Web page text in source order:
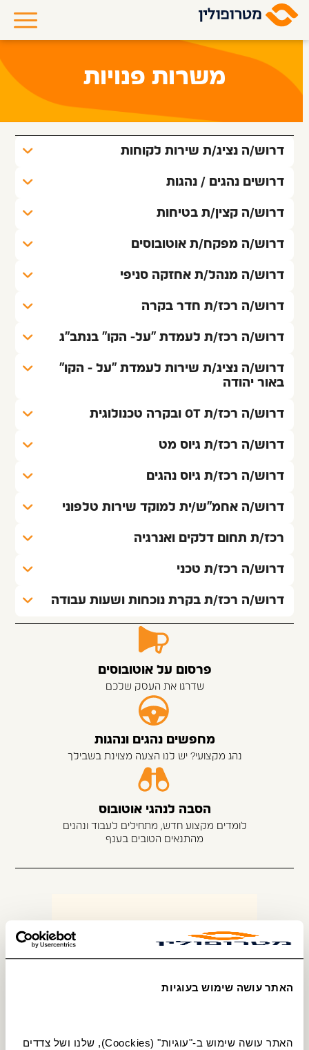
האתר עושה שימוש בעוגיות
משרות פנויות
דרוש/ה נציג/ת שירות לקוחות
דרושים נהגים / נהגות
דרוש/ה קצין/ת בטיחות
דרוש/ה מפקח/ת אוטובוסים
דרוש/ה מנהל/ת אחזקה סניפי
דרוש/ה רכז/ת חדר בקרה
דרוש/ה רכז/ת לעמדת "על- הקו" בנתב"ג
באור יהודה
דרוש/ה רכז/ת OT ובקרה טכנולוגית
דרוש/ה רכז/ת גיוס מט
דרוש/ה רכז/ת גיוס נהגים
דרוש/ה אחמ"ש/ית למוקד שירות טלפוני
רכז/ת תחום דלקים ואנרגיה
דרוש/ה רכז/ת טכני
דרוש/ה רכז/ת בקרת נוכחות ושעות עבודה
פרסום על אוטובוסים
שדרגו את העסק שלכם
מחפשים נהגים ונהגות
נהג מקצועי? יש לנו הצעה מצוינת בשבילך
הסבה לנהגי אוטובוס
לומדים מקצוע חדש, מתחילים לעבוד ונהנים
מהתנאים הטובים בענף